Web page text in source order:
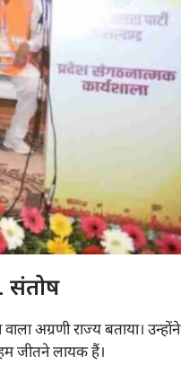
संतोष
अग्रणी राज्य बताया। उन्होंने
जीतने लायक हैं।